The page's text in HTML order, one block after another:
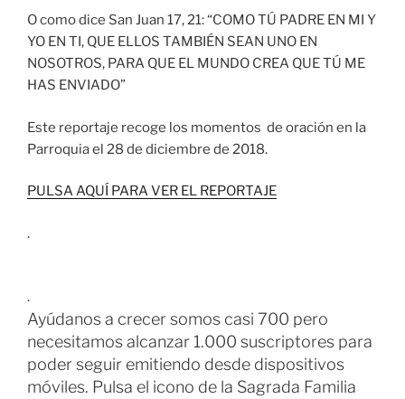
O como dice San Juan 17, 21: “COMO TÚ PADRE EN MI Y
YO EN TI, QUE ELLOS TAMBIÉN SEAN UNO EN
NOSOTROS, PARA QUE EL MUNDO CREA QUE TÚ ME
HAS ENVIADO”
Este reportaje recoge los momentos de oración en la
Parroquia el 28 de diciembre de 2018.
PULSA AQUÍ PARA VER EL REPORTAJE
.
.
Ayúdanos a crecer somos casi 700 pero
necesitamos alcanzar 1.000 suscriptores para
poder seguir emitiendo desde dispositivos
móviles. Pulsa el icono de la Sagrada Familia